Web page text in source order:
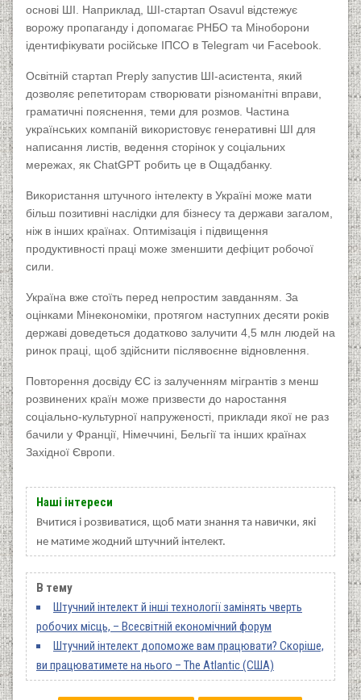
основі ШІ. Наприклад, ШІ-стартап Osavul відстежує
ворожу пропаганду і допомагає РНБО та Міноборони
ідентифікувати російське ІПСО в Telegram чи Facebook.
Освітній стартап Preply запустив ШІ-асистента, який
дозволяє репетиторам створювати різноманітні вправи,
граматичні пояснення, теми для розмов. Частина
українських компаній використовує генеративні ШІ для
написання листів, ведення сторінок у соціальних
мережах, як ChatGPT робить це в Ощадбанку.
Використання штучного інтелекту в Україні може мати
більш позитивні наслідки для бізнесу та держави загалом,
ніж в інших країнах. Оптимізація і підвищення
продуктивності праці може зменшити дефіцит робочої
сили.
Україна вже стоїть перед непростим завданням. За
оцінками Мінекономіки, протягом наступних десяти років
державі доведеться додатково залучити 4,5 млн людей на
ринок праці, щоб здійснити післявоєнне відновлення.
Повторення досвіду ЄС із залученням мігрантів з менш
розвинених країн може призвести до наростання
соціально-культурної напруженості, приклади якої не раз
бачили у Франції, Німеччині, Бельгії та інших країнах
Західної Європи.
Наші інтереси
Вчитися і розвиватися, щоб мати знання та навички, які
не матиме жодний штучний інтелект.
В тему
Штучний інтелект й інші технології замінять чверть
робочих місць, – Всесвітній економічний форум
Штучний інтелект допоможе вам працювати? Скоріше,
ви працюватимете на нього – The Atlantic (США)